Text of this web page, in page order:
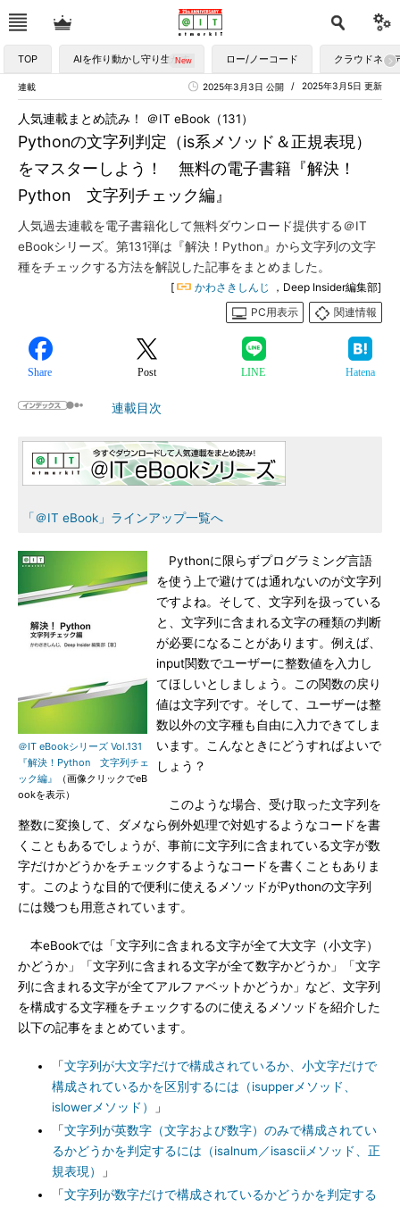
TOP AIを作り動かし守り生かす ロー/ノーコード クラウドネイ
連載 2025年3月5日 更新
2025年3月3日 公開
Pythonの文字列判定（is系メソッド＆正規表現）
をマスターしよう！ 無料の電子書籍『解決！
Python 文字列チェック編』
人気連載まとめ読み！ ＠IT eBook（131）
人気過去連載を電子書籍化して無料ダウンロード提供する＠IT
eBookシリーズ。第131弾は『解決！Python』から文字列の文字
種をチェックする方法を解説した記事をまとめました。
[ かわさきしんじ
，Deep Insider編集部]
PC用表示
関連情報
Share Post LINE Hatena
連載目次
「＠IT eBook」ラインアップ一覧へ
＠IT eBookシリーズ Vol.131
『解決！Python 文字列チェ
ック編』
（画像クリックでeB
ookを表示）
Pythonに限らずプログラミング言語
を使う上で避けては通れないのが文字列
ですよね。そして、文字列を扱っている
と、文字列に含まれる文字の種類の判断
が必要になることがあります。例えば、
input関数でユーザーに整数値を入力し
てほしいとしましょう。この関数の戻り
値は文字列です。そして、ユーザーは整
数以外の文字種も自由に入力できてしま
います。こんなときにどうすればよいで
しょう？
このような場合、受け取った文字列を
整数に変換して、ダメなら例外処理で対処するようなコードを書
くこともあるでしょうが、事前に文字列に含まれている文字が数
字だけかどうかをチェックするようなコードを書くこともありま
す。このような目的で便利に使えるメソッドがPythonの文字列
には幾つも用意されています。
本eBookでは「文字列に含まれる文字が全て大文字（小文字）
かどうか」「文字列に含まれる文字が全て数字かどうか」「文字
列に含まれる文字が全てアルファベットかどうか」など、文字列
を構成する文字種をチェックするのに使えるメソッドを紹介した
以下の記事をまとめています。
「文字列が大文字だけで構成されているか、小文字だけで
構成されているかを区別するには（isupperメソッド、
islowerメソッド）
」
「文字列が英数字（文字および数字）のみで構成されてい
るかどうかを判定するには（isalnum／isasciiメソッド、正
規表現）
」
「文字列が数字だけで構成されているかどうかを判定する